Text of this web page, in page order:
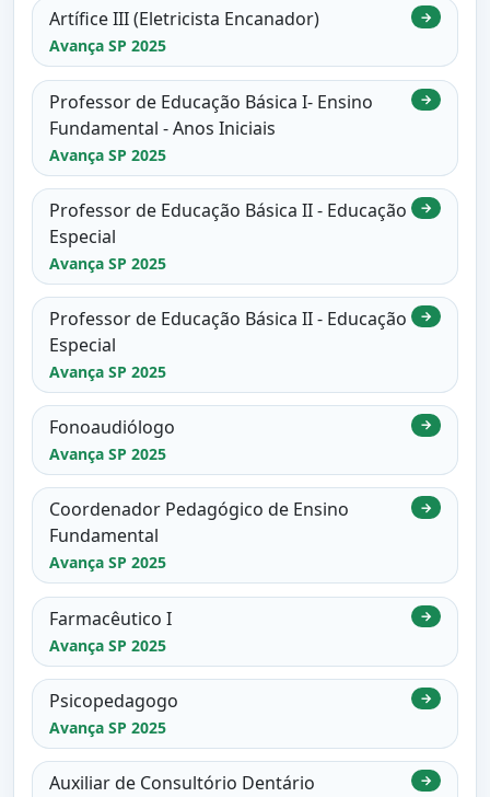
Artífice III (Eletricista Encanador)
Avança SP 2025
→
Professor de Educação Básica I- Ensino
Fundamental - Anos Iniciais
Avança SP 2025
→
Professor de Educação Básica II - Educação
Especial
Avança SP 2025
→
Professor de Educação Básica II - Educação
Especial
Avança SP 2025
→
Fonoaudiólogo
Avança SP 2025
→
Coordenador Pedagógico de Ensino
Fundamental
Avança SP 2025
→
Farmacêutico I
Avança SP 2025
→
Psicopedagogo
Avança SP 2025
→
Auxiliar de Consultório Dentário →